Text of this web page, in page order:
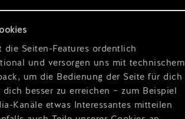
Seiten-Features ordentlich
und versorgen uns mit technischem
um die Bedienung der Seite für dich
besser zu erreichen – zum Beispiel
Kanäle etwas Interessantes mitteilen